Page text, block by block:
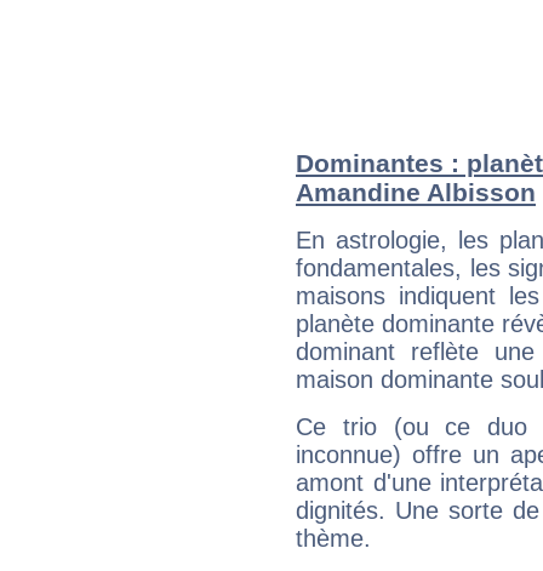
Dominantes :
Amandine Albisson
En astrologie, les
fondamentales, les
maisons indiquent
planète dominante
dominant reflète
maison dominante
Ce trio (ou ce duo
inconnue) offre un
amont d'une
dignités. Une sorte
thème.